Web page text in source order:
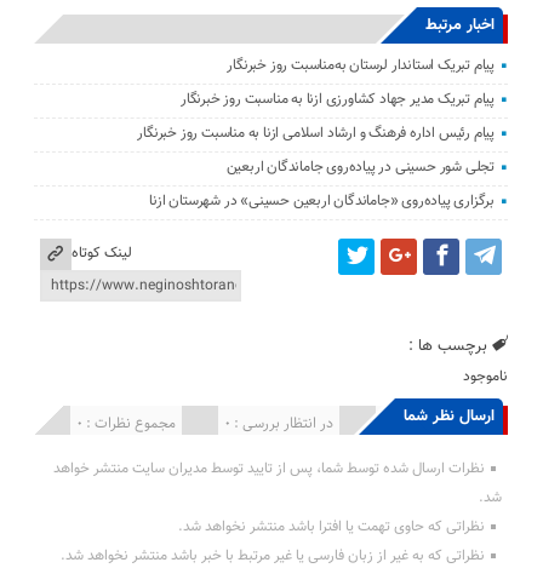
اخبار مرتبط
پیام تبریک استاندار لرستان به‌مناسبت روز خبرنگار
پیام تبریک مدیر جهاد کشاورزی ازنا به مناسبت روز خبرنگار
پیام رئیس اداره فرهنگ و ارشاد اسلامی ازنا به مناسبت روز خبرنگار
تجلی شور حسینی در پیاده‌روی جاماندگان اربعین
برگزاری پیاده‌روی «جاماندگان اربعین حسینی» در شهرستان ازنا
لینک کوتاه
برچسب ها :
ناموجود
ارسال نظر شما مجموع نظرات : 0 در انتظار بررسی : 0 انتشار یافته : 0
نظرات ارسال شده توسط شما، پس از تایید توسط مدیران سایت منتشر خواهد
شد.
نظراتی که حاوی تهمت یا افترا باشد منتشر نخواهد شد.
نظراتی که به غیر از زبان فارسی یا غیر مرتبط با خبر باشد منتشر نخواهد شد.